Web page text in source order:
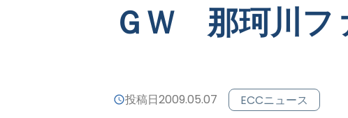
ＧＷ 那珂川フ
投稿日2009.05.07 ECCニュース